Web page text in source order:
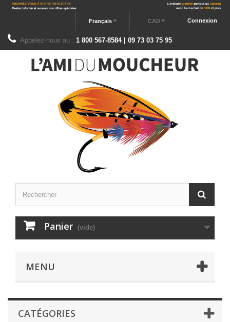
Connexion
CAD
Français
Appelez-nous au : 1 800 567-8584 | 09 73 03 75 95
Panier (vide)
MENU
CATÉGORIES